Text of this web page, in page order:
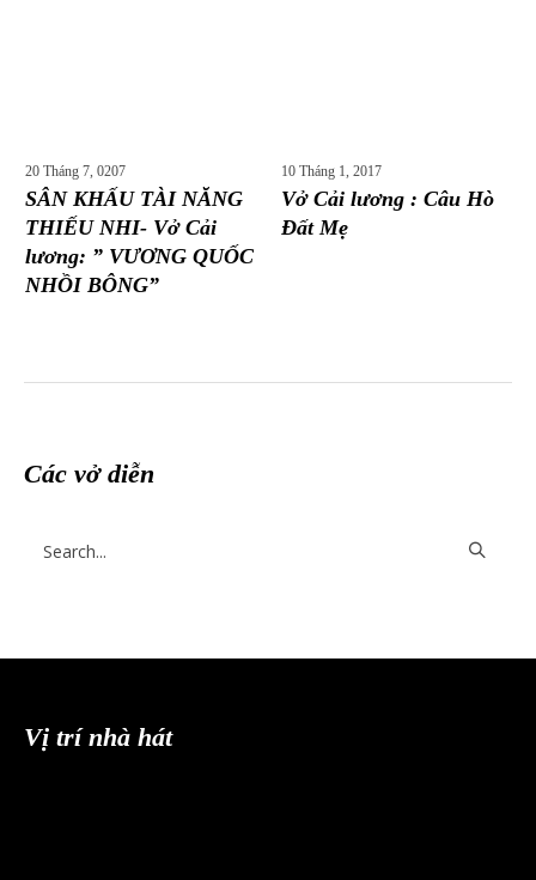
20 Tháng 7, 0207
SÂN KHẤU TÀI NĂNG
THIẾU NHI- Vở Cải
lương: ” VƯƠNG QUỐC
NHỒI BÔNG”
10 Tháng 1, 2017
Vở Cải lương : Câu Hò
Đất Mẹ
Các vở diễn
Vị trí nhà hát